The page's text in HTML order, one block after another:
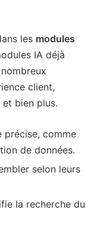
les modules
IA déjà
client,
bien plus.
précise, comme
de données.
selon leurs
la recherche du